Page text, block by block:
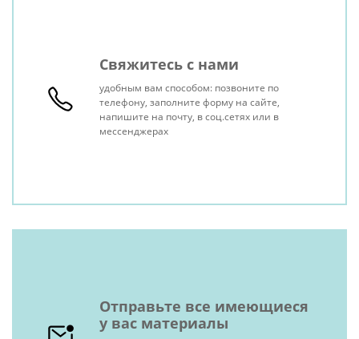
Свяжитесь с нами
удобным вам способом: позвоните по
телефону, заполните форму на сайте,
напишите на почту, в соц.сетях или в
мессенджерах
Отправьте все имеющиеся
у вас материалы